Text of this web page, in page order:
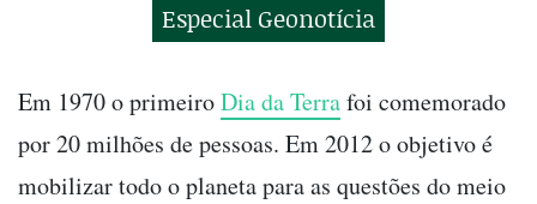
Especial Geonotícia
Em 1970 o primeiroDia da Terrafoi comemorado
por 20 milhões de pessoas. Em 2012 o objetivo é
mobilizar todo o planeta para as questões do meio